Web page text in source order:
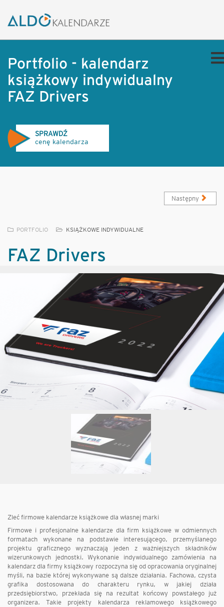
Portfolio - kalendarz
książkowy indywidualny
FAZ Drivers
SPRAWDŹ
cenę kalendarza
Następny
PORTFOLIO KSIĄŻKOWE INDYWIDUALNE
FAZ Drivers
Zleć firmowe kalendarze książkowe dla własnej marki
Firmowe i profesjonalne kalendarze dla firm książkowe w odmiennych
formatach wykonane na podstawie interesującego, przemyślanego
projektu graficznego wyznaczają jeden z ważniejszych składników
wizerunkowych jednostki. Wykonanie indywidualnego zamówienia na
kalendarz dla firmy książkowy rozpoczyna się od opracowania oryginalnej
myśli, na bazie której wykonywane są dalsze działania. Fachowa, czysta
grafika dostosowana do charakteru rynku, w jakiej działa
przedsiębiorstwo, przekłada się na rezultat końcowy powstałego już
organizera. Takie projekty kalendarza reklamowego książkowego